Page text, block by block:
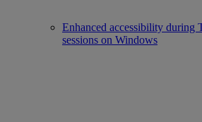
Enhanced accessibility during
sessions on Windows